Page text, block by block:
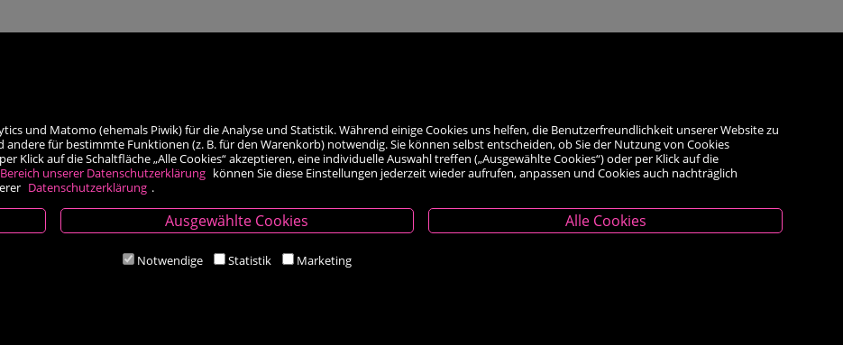
und Matomo (ehemals Piwik) für die Analyse und Statistik. Während einige Cookies uns helfen, die Benutzerfreundlichkeit unserer Website zu
für bestimmte Funktionen (z. B. für den Warenkorb) notwendig. Sie können selbst entscheiden, ob Sie der Nutzung von Cookies
Klick auf die Schaltfläche „Alle Cookies“ akzeptieren, eine individuelle Auswahl treffen („Ausgewählte Cookies“) oder per Klick auf die
unserer Datenschutzerklärung können Sie diese Einstellungen jederzeit wieder aufrufen, anpassen und Cookies auch nachträglich
Datenschutzerklärung .
Ausgewählte Cookies Alle Cookies
Notwendige Statistik Marketing